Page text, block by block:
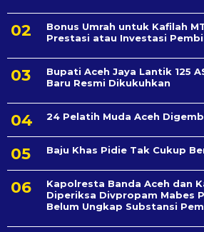
Bonus Umrah untuk Kafilah
Prestasi atau Investasi
Bupati Aceh Jaya Lantik 125
Baru Resmi Dikukuhkan
24 Pelatih Muda Aceh
Baju Khas Pidie Tak Cukup
Kapolresta Banda Aceh dan
Diperiksa Divpropam Mabes
Belum Ungkap Substansi